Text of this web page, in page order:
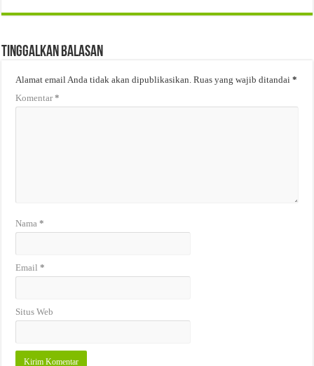
Tinggalkan Balasan
Alamat email Anda tidak akan dipublikasikan. Ruas yang wajib ditandai*
Komentar*
Nama*
Email*
Situs Web